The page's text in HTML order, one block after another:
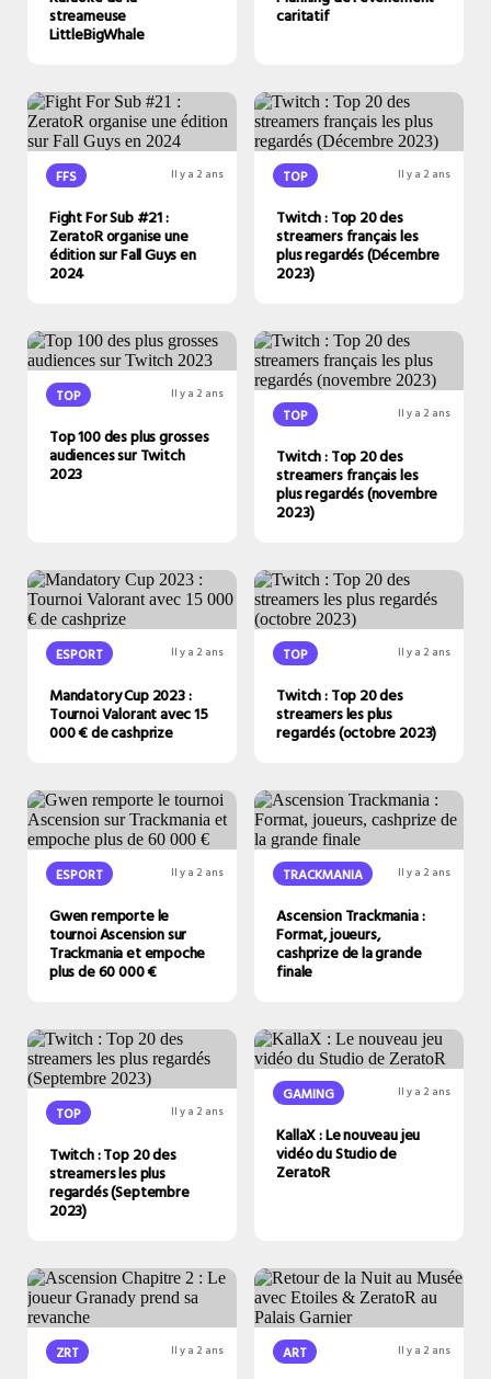
streameuse
LittleBigWhale
caritatif
FFS Il y a 2 ans
Fight For Sub #21 :
ZeratoR organise une
édition sur Fall Guys en
2024
TOP Il y a 2 ans
Twitch : Top 20 des
streamers français les
plus regardés (Décembre
2023)
TOP Il y a 2 ans
Top 100 des plus grosses
audiences sur Twitch
2023
TOP Il y a 2 ans
Twitch : Top 20 des
streamers français les
plus regardés (novembre
2023)
ESPORT Il y a 2 ans
Mandatory Cup 2023 :
Tournoi Valorant avec 15
000 € de cashprize
TOP Il y a 2 ans
Twitch : Top 20 des
streamers les plus
regardés (octobre 2023)
ESPORT Il y a 2 ans
Gwen remporte le
tournoi Ascension sur
Trackmania et empoche
plus de 60 000 €
TRACKMANIA Il y a 2 ans
Ascension Trackmania :
Format, joueurs,
cashprize de la grande
finale
TOP Il y a 2 ans
Twitch : Top 20 des
streamers les plus
regardés (Septembre
2023)
GAMING Il y a 2 ans
KallaX : Le nouveau jeu
vidéo du Studio de
ZeratoR
ZRT Il y a 2 ans ART Il y a 2 ans